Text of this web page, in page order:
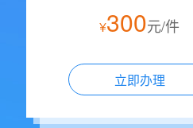
¥300元/件
立即办理